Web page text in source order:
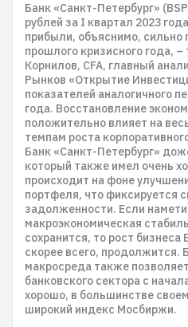
Банк «Санкт-Петербург»
рублей за I квартал 2023
прибыли, объяснимо,
прошлого кризисного года,
Корнилов, CFA, главный
Рынков «Открытие
показателей аналогичного
года. Восстановление
положительно влияет на
темпам роста
Банк «Санкт-Петербург»
который также имел очень
происходит на фоне
портфеля, что фиксируется
задолженности. Если
макроэкономическая
сохранится, то рост
скорее всего, продолжится.
макросреда также
банковского сектора с
хорошо, в большинстве
широкий индекс Мосбиржи.